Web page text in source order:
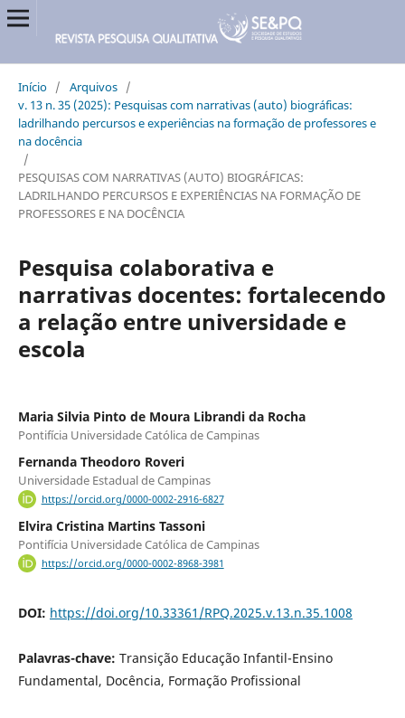
Início / Arquivos /
v. 13 n. 35 (2025): Pesquisas com narrativas (auto) biográficas:
ladrilhando percursos e experiências na formação de professores e
na docência
/
PESQUISAS COM NARRATIVAS (AUTO) BIOGRÁFICAS:
LADRILHANDO PERCURSOS E EXPERIÊNCIAS NA FORMAÇÃO DE
PROFESSORES E NA DOCÊNCIA
Pesquisa colaborativa e
narrativas docentes: fortalecendo
a relação entre universidade e
escola
Maria Silvia Pinto de Moura Librandi da Rocha
Pontifícia Universidade Católica de Campinas
Fernanda Theodoro Roveri
Universidade Estadual de Campinas
https://orcid.org/0000-0002-2916-6827
Elvira Cristina Martins Tassoni
Pontifícia Universidade Católica de Campinas
https://orcid.org/0000-0002-8968-3981
DOI: https://doi.org/10.33361/RPQ.2025.v.13.n.35.1008
Palavras-chave: Transição Educação Infantil-Ensino
Fundamental, Docência, Formação Profissional